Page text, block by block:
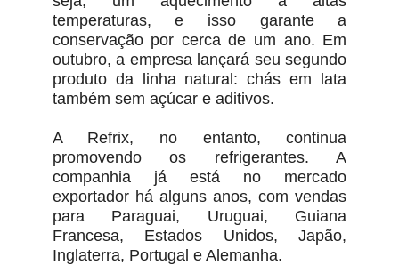
temperaturas, e isso garante a
conservação por cerca de um ano. Em
outubro, a empresa lançará seu segundo
produto da linha natural: chás em lata
também sem açúcar e aditivos.
A Refrix, no entanto, continua
promovendo os refrigerantes. A
companhia já está no mercado
exportador há alguns anos, com vendas
para Paraguai, Uruguai, Guiana
Francesa, Estados Unidos, Japão,
Inglaterra, Portugal e Alemanha.